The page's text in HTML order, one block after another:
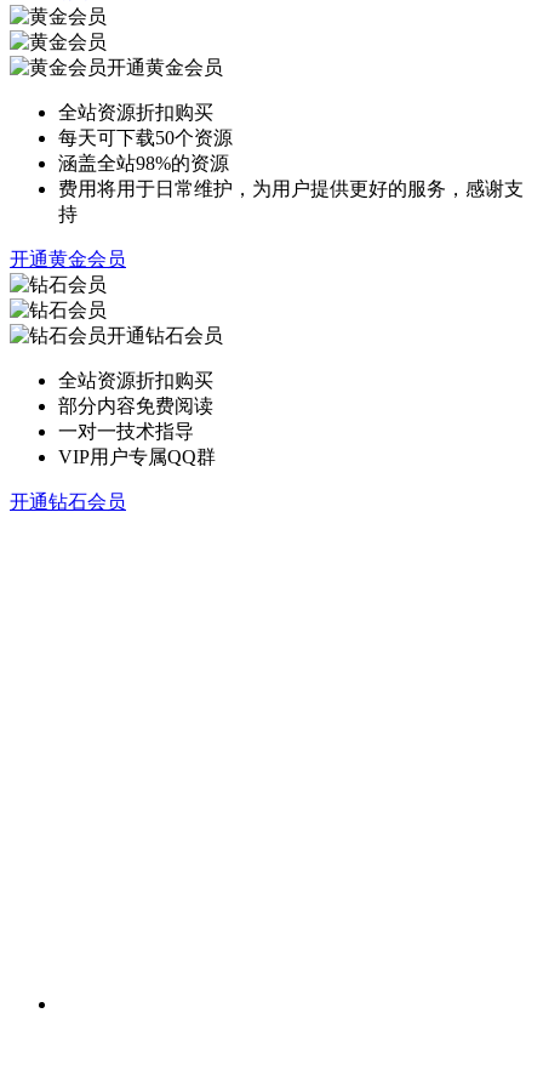
开通黄金会员
全站资源折扣购买
每天可下载50个资源
涵盖全站98%的资源
费用将用于日常维护，为用户提供更好的服务，感谢支
持
开通黄金会员
开通钻石会员
全站资源折扣购买
部分内容免费阅读
一对一技术指导
VIP用户专属QQ群
开通钻石会员